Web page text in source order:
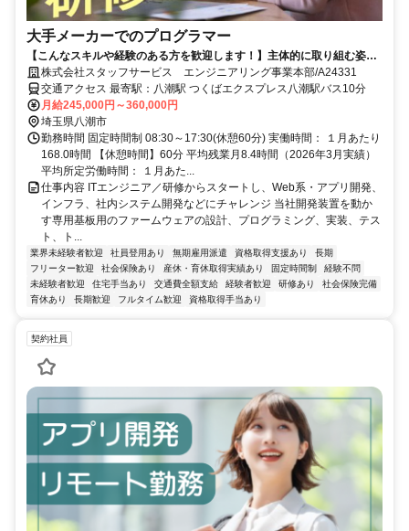
大手メーカーでのプログラマー
【こんなスキルや経験のある方を歓迎します！】主体的に取り組む姿勢
がある方。
株式会社スタッフサービス エンジニアリング事業本部/A24331
交通アクセス 最寄駅：八潮駅 つくばエクスプレス八潮駅バス10分
月給245,000円～360,000円
埼玉県八潮市
勤務時間 固定時間制 08:30～17:30(休憩60分) 実働時間： １月あたり
168.0時間 【休憩時間】60分 平均残業月8.4時間（2026年3月実績）
平均所定労働時間： １月あた...
仕事内容 ITエンジニア／研修からスタートし、Web系・アプリ開発、
インフラ、社内システム開発などにチャレンジ 当社開発装置を動か
す専用基板用のファームウェアの設計、プログラミング、実装、テス
ト、ト...
業界未経験者歓迎 社員登用あり 無期雇用派遣 資格取得支援あり
長期
フリーター歓迎
社会保険あり 産休・育休取得実績あり 固定時間制
経験不問
未経験者歓迎
住宅手当あり 交通費全額支給 経験者歓迎 研修あり
社会保険完備
育休あり
長期歓迎 フルタイム歓迎 資格取得手当あり
契約社員